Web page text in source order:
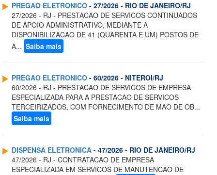
PREGAO ELETRONICO - 27/2026 - RIO DE JANEIRO/RJ
27/2026 - RJ - PRESTACAO DE SERVICOS CONTINUADOS
DE APOIO ADMINISTRATIVO, MEDIANTE A
DISPONIBILIZACAO DE 41 (QUARENTA E UM) POSTOS DE
A... Saiba mais
PREGAO ELETRONICO - 60/2026 - NITEROI/RJ
60/2026 - RJ - PRESTACAO DE SERVICOS DE EMPRESA
ESPECIALIZADA PARA A PRESTACAO DE SERVICOS
TERCEIRIZADOS, COM FORNECIMENTO DE MAO DE OB...
Saiba mais
DISPENSA ELETRONICA - 47/2026 - RIO DE JANEIRO/RJ
47/2026 - RJ - CONTRATACAO DE EMPRESA
ESPECIALIZADA EM SERVICOS DE MANUTENCAO DE